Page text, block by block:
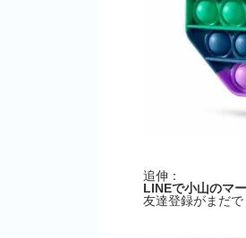
追伸：
LINEで小山のマ
友達登録がまだ